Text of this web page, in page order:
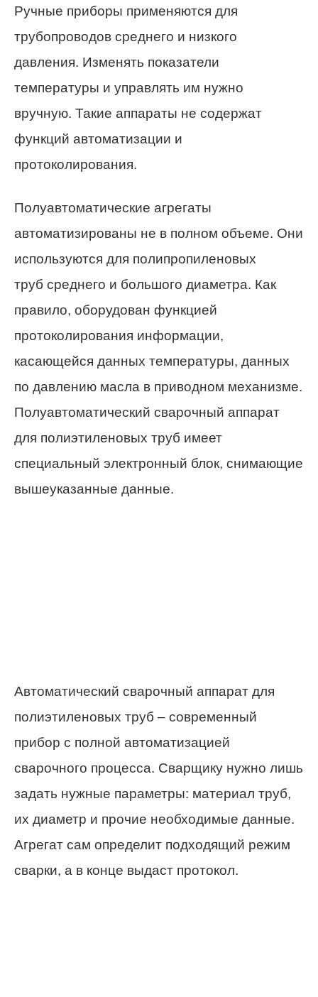
Ручные приборы применяются для
трубопроводов среднего и низкого
давления. Изменять показатели
температуры и управлять им нужно
вручную. Такие аппараты не содержат
функций автоматизации и
протоколирования.
Полуавтоматические агрегаты
автоматизированы не в полном объеме. Они
используются для полипропиленовых
труб среднего и большого диаметра. Как
правило, оборудован функцией
протоколирования информации,
касающейся данных температуры, данных
по давлению масла в приводном механизме.
Полуавтоматический сварочный аппарат
для полиэтиленовых труб имеет
специальный электронный блок, снимающие
вышеуказанные данные.
Автоматический сварочный аппарат для
полиэтиленовых труб – современный
прибор с полной автоматизацией
сварочного процесса. Сварщику нужно лишь
задать нужные параметры: материал труб,
их диаметр и прочие необходимые данные.
Агрегат сам определит подходящий режим
сварки, а в конце выдаст протокол.